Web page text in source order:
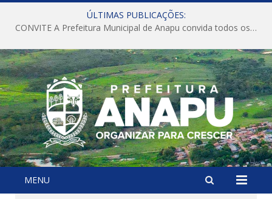
ÚLTIMAS PUBLICAÇÕES:
CONVITE A Prefeitura Municipal de Anapu convida todos os servidores públicos municipais para participarem da Audiência Pública de discussão da Lei de Diretrizes Orçamentárias (LDO), importante instrumento de planejamento das ações e investimentos da Administração Pública para o próximo exercício financeiro.
MENU